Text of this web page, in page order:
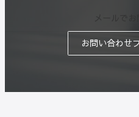
お問い合わせ